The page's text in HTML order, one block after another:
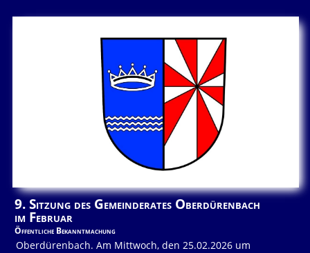
9. Sitzung des Gemeinderates Oberdürenbach
im Februar
Öffentliche Bekanntmachung
Oberdürenbach. Am Mittwoch, den 25.02.2026 um